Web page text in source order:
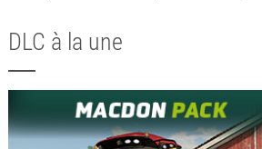
DLC à la une